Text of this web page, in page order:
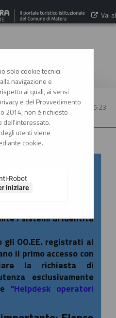
Vai al
07/08/2026 05:23
solo cookie tecnici
navigazione e
ai quali, ai sensi
e del Provvedimento
2014, non è richiesto
dell'interessato.
utenti viene
cookie.
Robot
iniziare
normative vigenti
i sistemi di identità
OO.EE. registrati al
il primo accesso con
la richiesta di
esclusivamente
"Helpdesk operatori